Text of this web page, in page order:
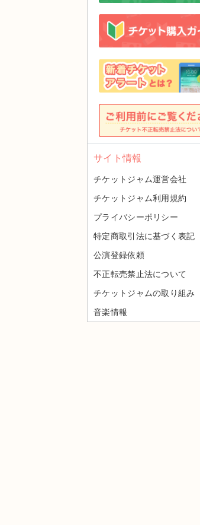
サイト情報
チケットジャム運営会社
チケットジャム利用規約
プライバシーポリシー
特定商取引法に基づく表記
公演登録依頼
不正転売禁止法について
チケットジャムの取り組み
音楽情報